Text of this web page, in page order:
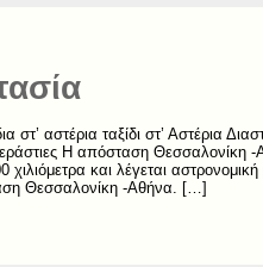
στ’ αστέρια ταξίδι στ’ Αστέρια
Η απόσταση Θεσσαλονίκη
χιλιόμετρα και λέγεται
Θεσσαλονίκη -Αθήνα. […]